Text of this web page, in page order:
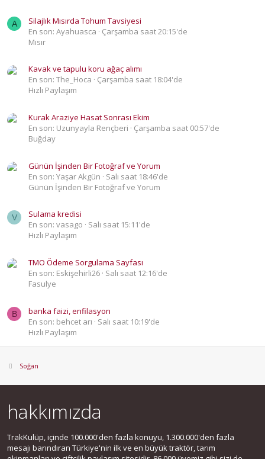
A
Silajlık Mısırda Tohum Tavsiyesi
En son: Ayahuasca
Çarşamba saat 20:15'de
Mısır
Kavak ve tapulu koru ağaç alımı
En son: The_Hoca
Çarşamba saat 18:04'de
Hızlı Paylaşım
Kurak Araziye Hasat Sonrası Ekim
En son: Uzunyayla Rençberi
Çarşamba saat 00:57'de
Buğday
Günün İşinden Bir Fotoğraf ve Yorum
En son: Yaşar Akgün
Salı saat 18:46'de
Günün İşinden Bir Fotoğraf ve Yorum
V
Sulama kredisi
En son: vasago
Salı saat 15:11'de
Hızlı Paylaşım
TMO Ödeme Sorgulama Sayfası
En son: Eskişehirli26 Salı saat 12:16'de
Fasulye
B
banka faizi, enfilasyon
En son: behcet arı
Salı saat 10:19'de
Hızlı Paylaşım
Soğan
hakkımızda
TrakKulüp, içinde 100.000'den fazla konuyu, 1.300.000'den fazla
mesajı barındıran Türkiye'nin ilk ve en büyük traktör, tarım